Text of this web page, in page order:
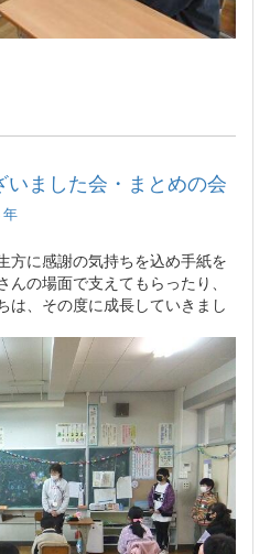
いました会・まとめの会
年
方に感謝の気持ちを込め手紙を
の場面で支えてもらったり、
は、その度に成長していきまし